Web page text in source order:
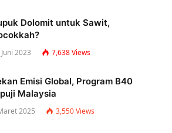
Dolomit untuk Sawit,
2023 7,638Views
Emisi Global, Program B40
Malaysia
2025 3,550Views